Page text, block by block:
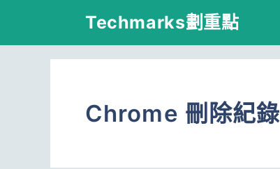
Techmarks劃重點
Chrome 刪除紀錄